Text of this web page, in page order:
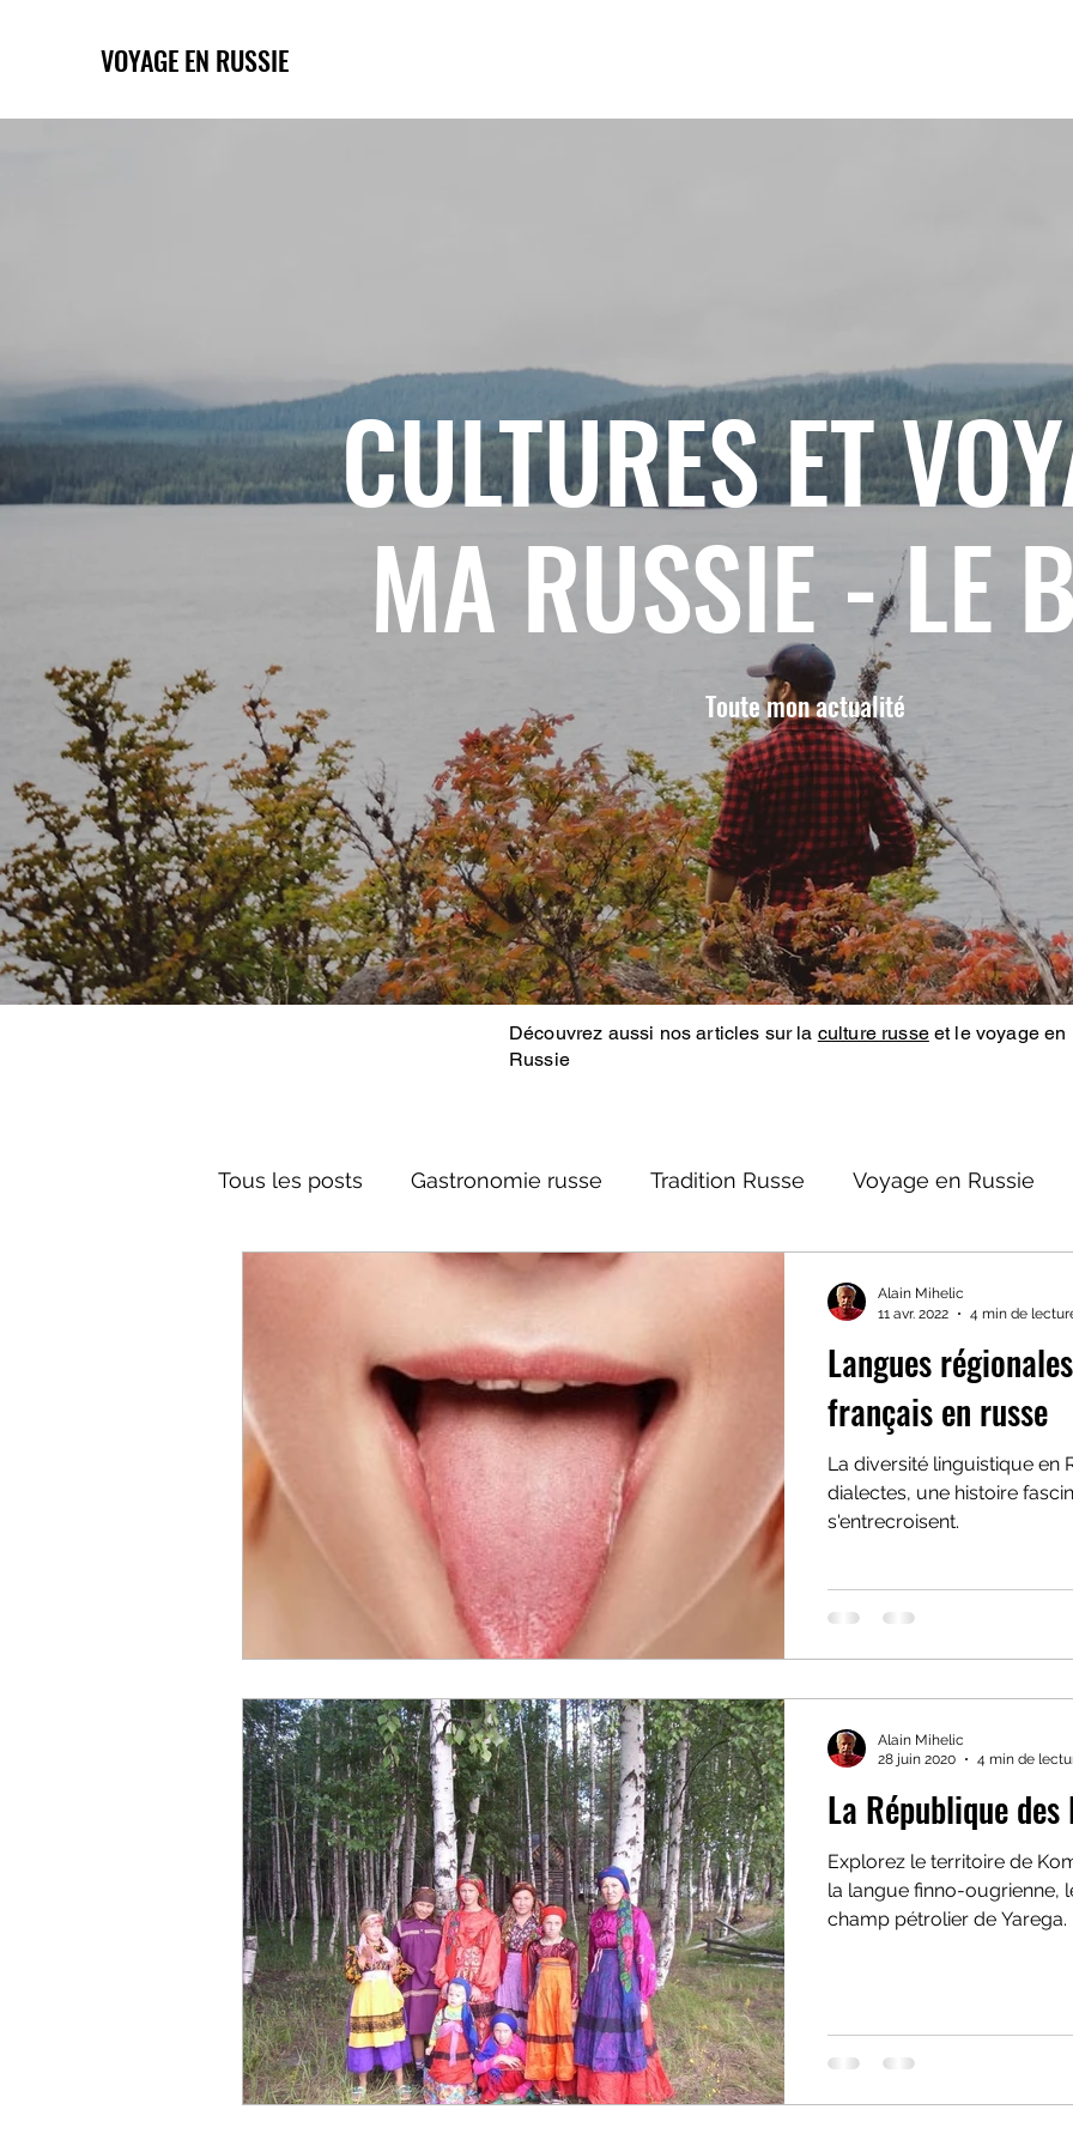
VOYAGE EN RUSSIE
CULTURES ET
MA RUSSIE - LE
Toute mon actualité
Découvrez aussi nos articles sur la culture russeet le voyage en
Russie
Tous les posts Gastronomie russe Tradition Russe Voyage en Russie
Architecture russe
Culture russe conte fantastique
Langues
français en russe
La diversité linguistique en
dialectes, une histoire
s'entrecroisent.
Alain Mihelic
11 avr. 2022
4 min de
La République des
Explorez le territoire de
la langue finno-ougrienne,
champ pétrolier de Yarega.
Alain Mihelic
28 juin 2020
4 min de